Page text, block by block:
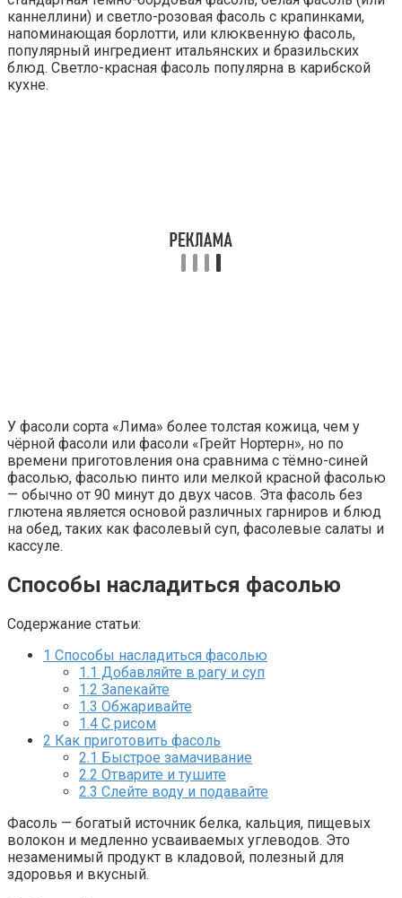
каннеллини) и светло-розовая фасоль с крапинками,
напоминающая борлотти, или клюквенную фасоль,
популярный ингредиент итальянских и бразильских
блюд. Светло-красная фасоль популярна в карибской
кухне.
У фасоли сорта «Лима» более толстая кожица, чем у
чёрной фасоли или фасоли «Грейт Нортерн», но по
времени приготовления она сравнима с тёмно-синей
фасолью, фасолью пинто или мелкой красной фасолью
— обычно от 90 минут до двух часов. Эта фасоль без
глютена является основой различных гарниров и блюд
на обед, таких как фасолевый суп, фасолевые салаты и
кассуле.
Способы насладиться фасолью
Содержание статьи:
1 Способы насладиться фасолью
1.1 Добавляйте в рагу и суп
1.2 Запекайте
1.3 Обжаривайте
1.4 С рисом
2 Как приготовить фасоль
2.1 Быстрое замачивание
2.2 Отварите и тушите
2.3 Слейте воду и подавайте
Фасоль — богатый источник белка, кальция, пищевых
волокон и медленно усваиваемых углеводов. Это
незаменимый продукт в кладовой, полезный для
здоровья и вкусный.